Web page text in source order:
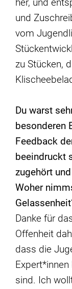
und
vom
zu Stücken,
Du warst
besonderen
Feedback
beeindruckt
zugehört
Woher
Danke für
Offenheit
dass die
sind. Ich